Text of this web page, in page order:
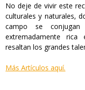
No deje de vivir este
culturales y naturales,
campo se
extremadamente
resaltan los grandes
Más Artículos aquí.